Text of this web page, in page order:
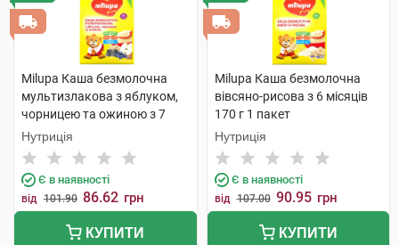
Milupa Каша безмолочна
мультизлакова з яблуком,
чорницею та ожиною з 7
місяців 170 г 1 пакет
Нутриція
Є в наявності
від 101.90 86.62 грн
КУПИТИ
Milupa Каша безмолочна
вівсяно-рисова з 6 місяців
170 г 1 пакет
Нутриція
Є в наявності
від 107.00 90.95 грн
КУПИТИ